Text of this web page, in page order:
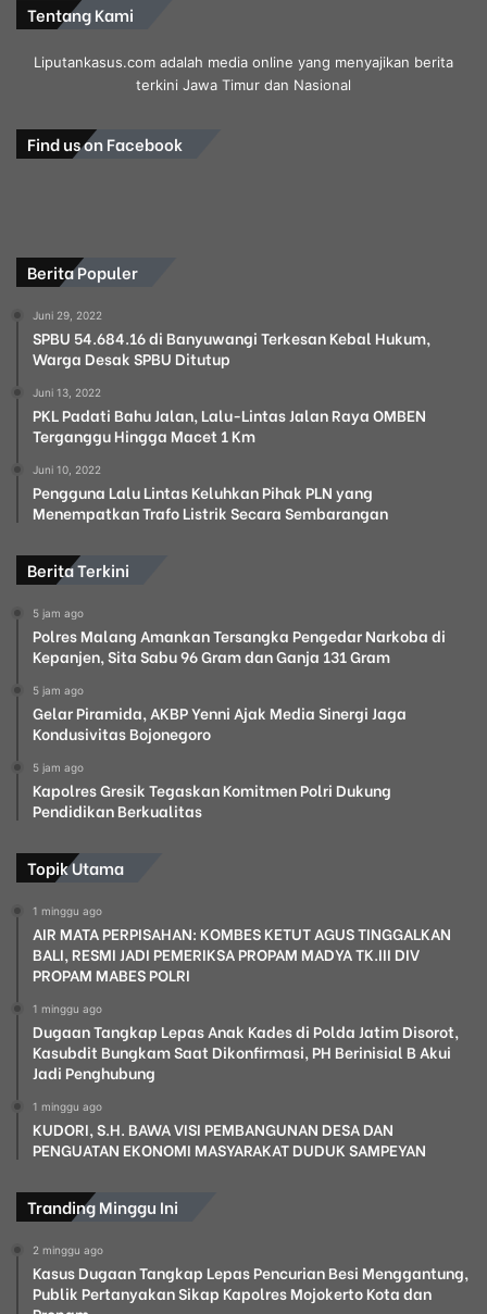
Tentang Kami
Liputankasus.com adalah media online yang menyajikan berita
terkini Jawa Timur dan Nasional
Find us on Facebook
Berita Populer
Juni 29, 2022
SPBU 54.684.16 di Banyuwangi Terkesan Kebal Hukum,
Warga Desak SPBU Ditutup
Juni 13, 2022
PKL Padati Bahu Jalan, Lalu-Lintas Jalan Raya OMBEN
Terganggu Hingga Macet 1 Km
Juni 10, 2022
Pengguna Lalu Lintas Keluhkan Pihak PLN yang
Menempatkan Trafo Listrik Secara Sembarangan
Berita Terkini
5 jam ago
Polres Malang Amankan Tersangka Pengedar Narkoba di
Kepanjen, Sita Sabu 96 Gram dan Ganja 131 Gram
5 jam ago
Gelar Piramida, AKBP Yenni Ajak Media Sinergi Jaga
Kondusivitas Bojonegoro
5 jam ago
Kapolres Gresik Tegaskan Komitmen Polri Dukung
Pendidikan Berkualitas
Topik Utama
1 minggu ago
AIR MATA PERPISAHAN: KOMBES KETUT AGUS TINGGALKAN
BALI, RESMI JADI PEMERIKSA PROPAM MADYA TK.III DIV
PROPAM MABES POLRI
1 minggu ago
Dugaan Tangkap Lepas Anak Kades di Polda Jatim Disorot,
Kasubdit Bungkam Saat Dikonfirmasi, PH Berinisial B Akui
Jadi Penghubung
1 minggu ago
KUDORI, S.H. BAWA VISI PEMBANGUNAN DESA DAN
PENGUATAN EKONOMI MASYARAKAT DUDUK SAMPEYAN
Tranding Minggu Ini
2 minggu ago
Kasus Dugaan Tangkap Lepas Pencurian Besi Menggantung,
Publik Pertanyakan Sikap Kapolres Mojokerto Kota dan